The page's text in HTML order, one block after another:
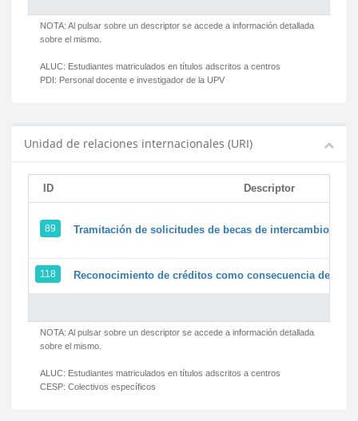
NOTA: Al pulsar sobre un descriptor se accede a información detallada
sobre el mismo.
ALUC: Estudiantes matriculados en títulos adscritos a centros
PDI: Personal docente e investigador de la UPV
Unidad de relaciones internacionales (URI)
ID Descriptor
89 Tramitación de solicitudes de becas de intercambio
118 Reconocimiento de créditos como consecuencia de un
NOTA: Al pulsar sobre un descriptor se accede a información detallada
sobre el mismo.
ALUC: Estudiantes matriculados en títulos adscritos a centros
CESP: Colectivos específicos